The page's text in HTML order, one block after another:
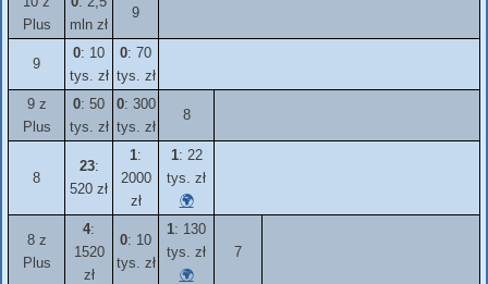
Plus
mln zł
9
9
0: 10
tys. zł
0: 70
tys. zł
9 z
Plus
0: 50
tys. zł
0: 300
tys. zł
8
8
23:
520 zł
1:
2000
zł
1: 22
tys. zł
🌍
8 z
Plus
4:
1520
zł
0: 10
tys. zł
1: 130
tys. zł
🌍
7